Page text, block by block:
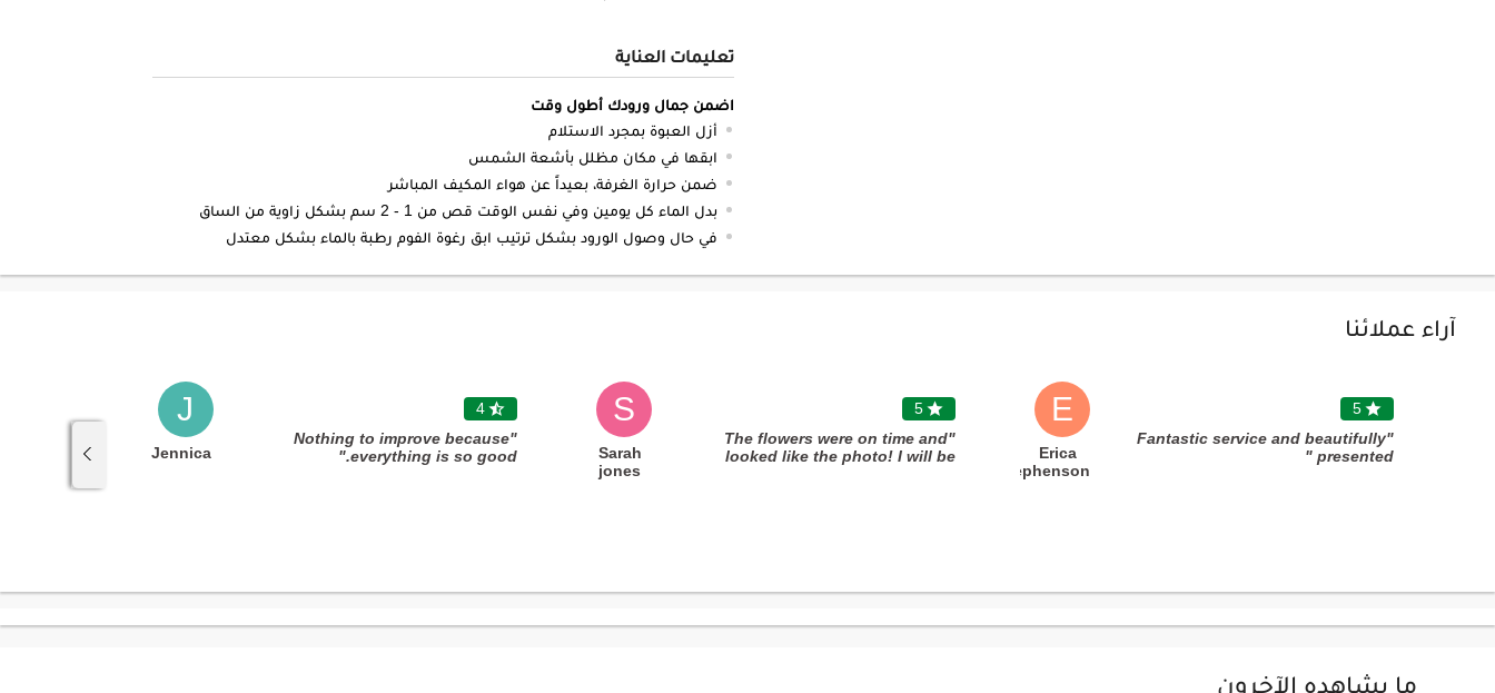
تعليمات العناية
اضمن جمال ورودك أطول وقت
أزل العبوة بمجرد الاستلام
ابقها في مكان مظلل بأشعة الشمس
ضمن حرارة الغرفة، بعيداً عن هواء المكيف المباشر
بدل الماء كل يومين وفي نفس الوقت قص من 1 - 2 سم بشكل زاوية من الساق
في حال وصول الورود بشكل ترتيب ابق رغوة الفوم رطبة بالماء بشكل معتدل
آراء عملائنا
E
Erica
Stephenson
5
"Fantastic service and beautifully
presented "
S
Sarah
jones
5
"The flowers were on time and
looked like the photo! I will be
J
Jennica
4
"Nothing to improve because
everything is so good."
ما يشاهده الآخرون